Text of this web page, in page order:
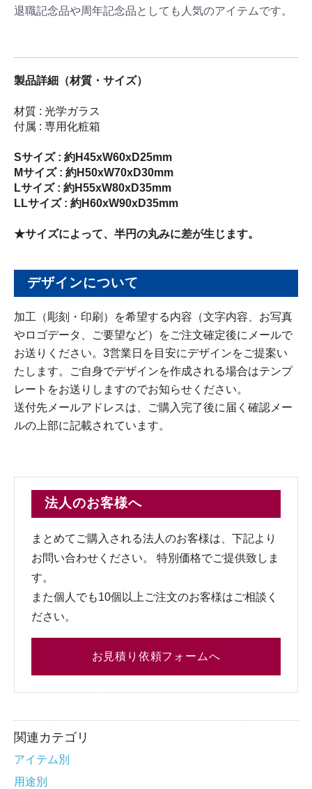
退職記念品や周年記念品としても人気のアイテムです。
製品詳細（材質・サイズ）
材質 : 光学ガラス
付属 : 専用化粧箱
Sサイズ : 約H45xW60xD25mm
Mサイズ : 約H50xW70xD30mm
Lサイズ : 約H55xW80xD35mm
LLサイズ : 約H60xW90xD35mm
★サイズによって、半円の丸みに差が生じます。
デザインについて
加工（彫刻・印刷）を希望する内容（文字内容、お写真
やロゴデータ、ご要望など）をご注文確定後にメールで
お送りください。3営業日を目安にデザインをご提案い
たします。ご自身でデザインを作成される場合はテンプ
レートをお送りしますのでお知らせください。
送付先メールアドレスは、ご購入完了後に届く確認メー
ルの上部に記載されています。
法人のお客様へ
まとめてご購入される法人のお客様は、下記より
お問い合わせください。 特別価格でご提供致しま
す。
また個人でも10個以上ご注文のお客様はご相談く
ださい。
お見積り依頼フォームへ
関連カテゴリ
アイテム別
用途別